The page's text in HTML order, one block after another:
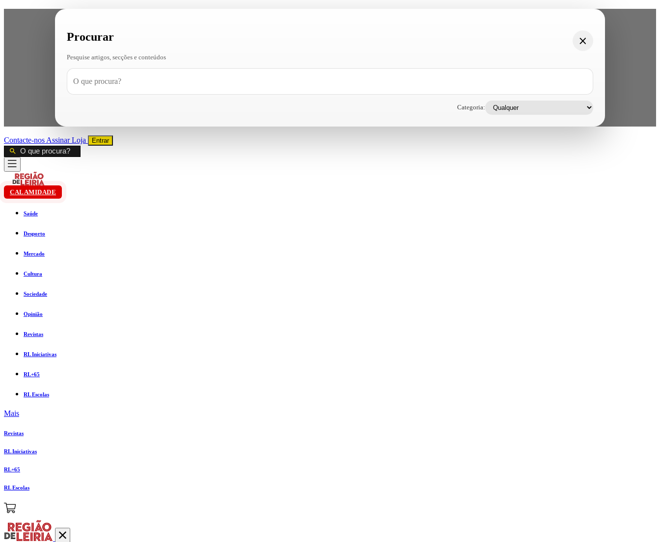
Procurar
Pesquise artigos, secções e conteúdos
Categoria:
Contacte-nos AssinarLoja Entrar
CALAMIDADE
Saúde
Desporto
Mercado
Cultura
Sociedade
Opinião
Revistas
RL Iniciativas
RL+65
RL Escolas
Mais
Revistas
RL Iniciativas
RL+65
RL Escolas